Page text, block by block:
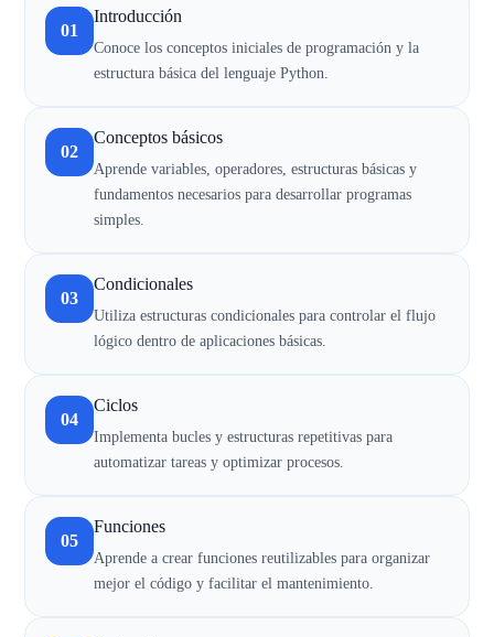
01
Introducción
Conoce los conceptos iniciales de programación y la
estructura básica del lenguaje Python.
02
Conceptos básicos
Aprende variables, operadores, estructuras básicas y
fundamentos necesarios para desarrollar programas
simples.
03
Condicionales
Utiliza estructuras condicionales para controlar el flujo
lógico dentro de aplicaciones básicas.
04
Ciclos
Implementa bucles y estructuras repetitivas para
automatizar tareas y optimizar procesos.
05
Funciones
Aprende a crear funciones reutilizables para organizar
mejor el código y facilitar el mantenimiento.